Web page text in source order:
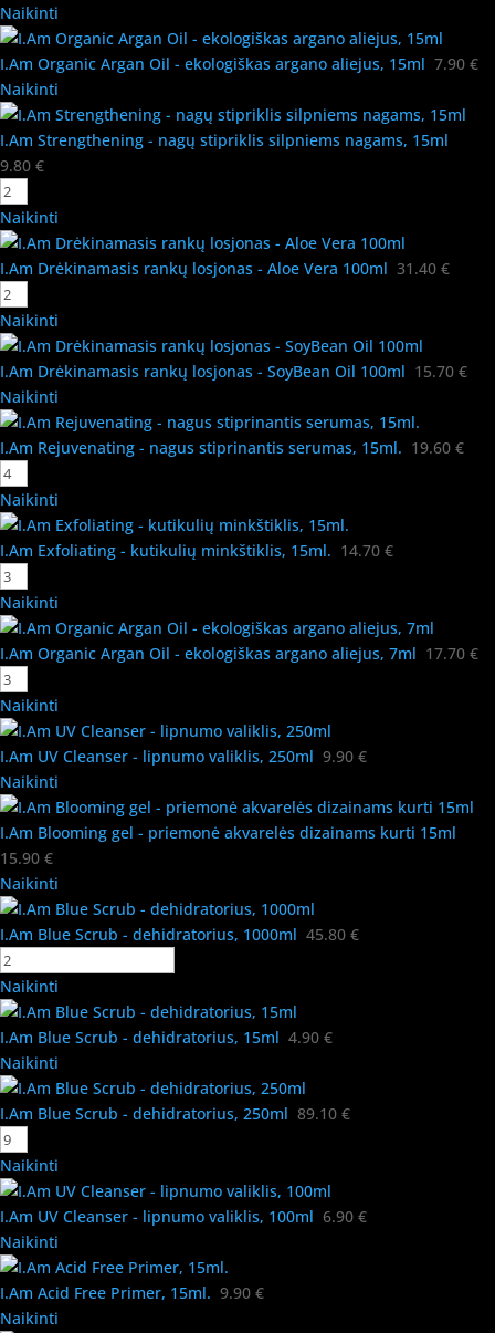
Naikinti
I.Am Organic Argan Oil - ekologiškas argano aliejus, 15ml 7.90 €
Naikinti
I.Am Strengthening - nagų stipriklis silpniems nagams, 15ml
9.80 €
Naikinti
I.Am Drėkinamasis rankų losjonas - Aloe Vera 100ml 31.40 €
Naikinti
I.Am Drėkinamasis rankų losjonas - SoyBean Oil 100ml 15.70 €
Naikinti
I.Am Rejuvenating - nagus stiprinantis serumas, 15ml. 19.60 €
Naikinti
I.Am Exfoliating - kutikulių minkštiklis, 15ml. 14.70 €
Naikinti
I.Am Organic Argan Oil - ekologiškas argano aliejus, 7ml 17.70 €
Naikinti
I.Am UV Cleanser - lipnumo valiklis, 250ml 9.90 €
Naikinti
I.Am Blooming gel - priemonė akvarelės dizainams kurti 15ml
15.90 €
Naikinti
I.Am Blue Scrub - dehidratorius, 1000ml 45.80 €
Naikinti
I.Am Blue Scrub - dehidratorius, 15ml 4.90 €
Naikinti
I.Am Blue Scrub - dehidratorius, 250ml 89.10 €
Naikinti
I.Am UV Cleanser - lipnumo valiklis, 100ml 6.90 €
Naikinti
I.Am Acid Free Primer, 15ml. 9.90 €
Naikinti